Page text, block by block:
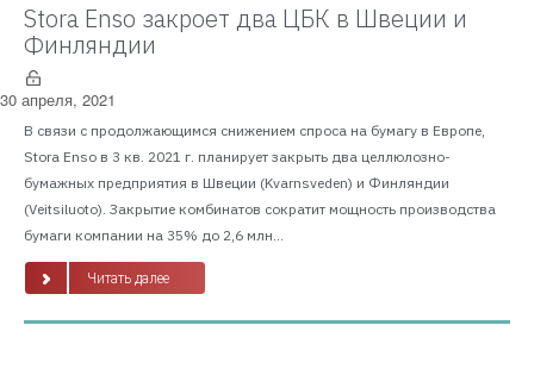
Stora Enso закроет два ЦБК в Швеции и
Финляндии
30 апреля, 2021
В связи с продолжающимся снижением спроса на бумагу в Европе,
Stora Enso в 3 кв. 2021 г. планирует закрыть два целлюлозно-
бумажных предприятия в Швеции (Kvarnsveden) и Финляндии
(Veitsiluoto). Закрытие комбинатов сократит мощность производства
бумаги компании на 35% до 2,6 млн...
Читать далее